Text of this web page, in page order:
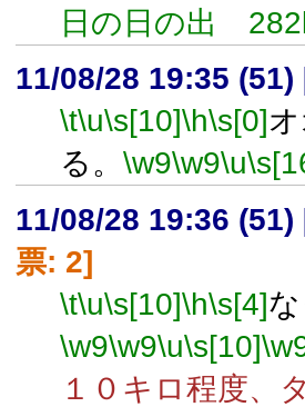
日の日の出
11/08/28 19:35 (51)
\t\u\s[10]\h\s[0]
る。 \w9\w9\u
11/08/28 19:36 (51)
票: 2]
\t\u\s[10]\h\s[4]
\w9\w9\u\s[10]
１０キロ程度、